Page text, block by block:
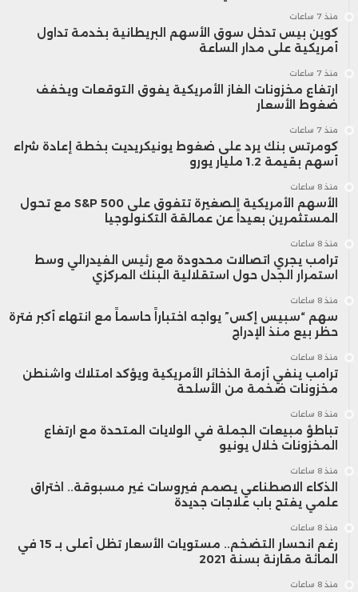
منذ 7 ساعات
كوين بيس تدخل سوق الأسهم البريطانية بخدمة تداول
أمريكية على مدار الساعة
منذ 7 ساعات
ارتفاع مخزونات الغاز الأمريكية يفوق التوقعات ويخفف
ضغوط الأسعار
منذ 7 ساعات
كومرتس بنك يرد على ضغوط يونيكريديت بخطة إعادة شراء
أسهم بقيمة 1.2 مليار يورو
منذ 8 ساعات
الأسهم الأمريكية الصغيرة تتفوق على S&P 500 مع تحول
المستثمرين بعيداً عن عمالقة التكنولوجيا
منذ 8 ساعات
ترامب يجري اتصالات محدودة مع رئيس الفيدرالي وسط
استمرار الجدل حول استقلالية البنك المركزي
منذ 8 ساعات
سهم “سبيس إكس” يواجه اختباراً حاسماً مع انتهاء أكبر فترة
حظر بيع منذ الإدراج
منذ 8 ساعات
ترامب ينفي أزمة الذخائر الأمريكية ويؤكد امتلاك واشنطن
مخزونات ضخمة من الأسلحة
منذ 8 ساعات
تباطؤ مبيعات الجملة في الولايات المتحدة مع ارتفاع
المخزونات خلال يونيو
منذ 8 ساعات
الذكاء الاصطناعي يصمم فيروسات غير مسبوقة.. اختراق
علمي يفتح باب علاجات جديدة
منذ 8 ساعات
رغم انحسار التضخم.. مستويات الأسعار تظل أعلى بـ 15 في
المائة مقارنة بسنة 2021
منذ 8 ساعات